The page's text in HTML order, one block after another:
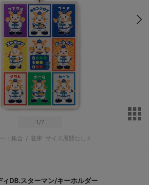
1 /7
：集合 / 在庫 サイズ展開なし:☓
ィDB.スターマン/キーホルダー